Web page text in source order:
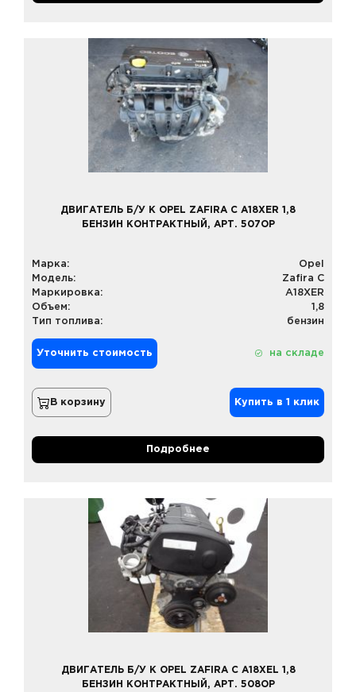
ДВИГАТЕЛЬ Б/У К OPEL ZAFIRA C A18XER 1,8
БЕНЗИН КОНТРАКТНЫЙ, АРТ. 507OP
Марка:
Opel
Модель:
Zafira C
Маркировка:
A18XER
Объем:
1,8
Тип топлива:
бензин
Уточнить стоимость на складе
В корзину Купить в 1 клик
Подробнее
ДВИГАТЕЛЬ Б/У К OPEL ZAFIRA C A18XEL 1,8
БЕНЗИН КОНТРАКТНЫЙ, АРТ. 508OP